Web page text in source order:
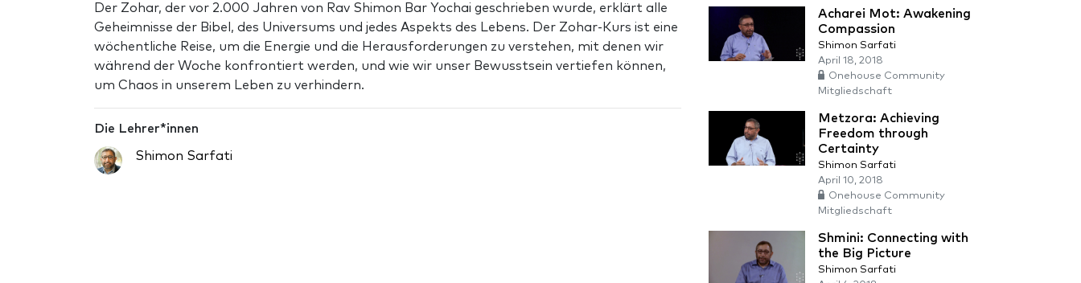
Der Zohar, der vor 2.000 Jahren von Rav Shimon Bar Yochai geschrieben wurde, erklärt alle
Geheimnisse der Bibel, des Universums und jedes Aspekts des Lebens. Der Zohar-Kurs ist eine
wöchentliche Reise, um die Energie und die Herausforderungen zu verstehen, mit denen wir
während der Woche konfrontiert werden, und wie wir unser Bewusstsein vertiefen können,
um Chaos in unserem Leben zu verhindern.
Die Lehrer*innen
Shimon Sarfati
Acharei Mot: Awakening
Compassion
Shimon Sarfati
April 18, 2018
Onehouse Community
Mitgliedschaft
Metzora: Achieving
Freedom through
Certainty
Shimon Sarfati
April 10, 2018
Onehouse Community
Mitgliedschaft
Shmini: Connecting with
the Big Picture
Shimon Sarfati